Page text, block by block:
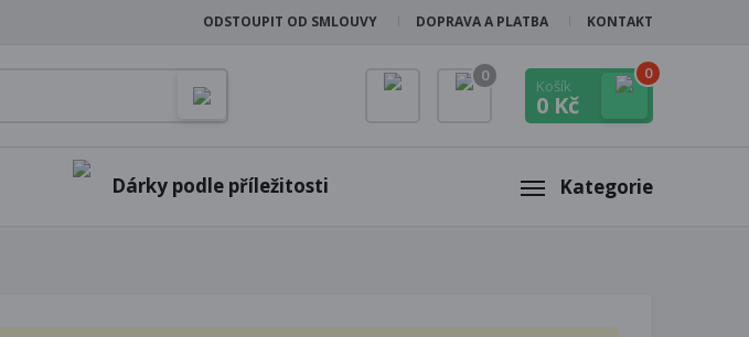
ODSTOUPIT OD SMLOUVY DOPRAVA A PLATBA KONTAKT
0
Košík
0 Kč
0
Dárky podle příležitosti Kategorie